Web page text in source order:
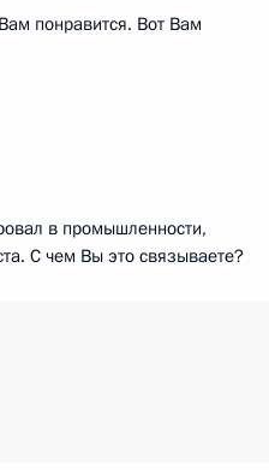
понравится. Вот Вам
в промышленности,
С чем Вы это связываете?